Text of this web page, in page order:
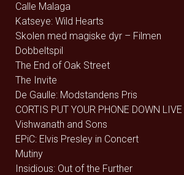
Calle Malaga
Katseye: Wild Hearts
Skolen med magiske dyr – Filmen
Dobbeltspil
The End of Oak Street
The Invite
De Gaulle: Modstandens Pris
CORTIS PUT YOUR PHONE DOWN
Vishwanath and Sons
EPiC: Elvis Presley in Concert
Mutiny
Insidious: Out of the Further